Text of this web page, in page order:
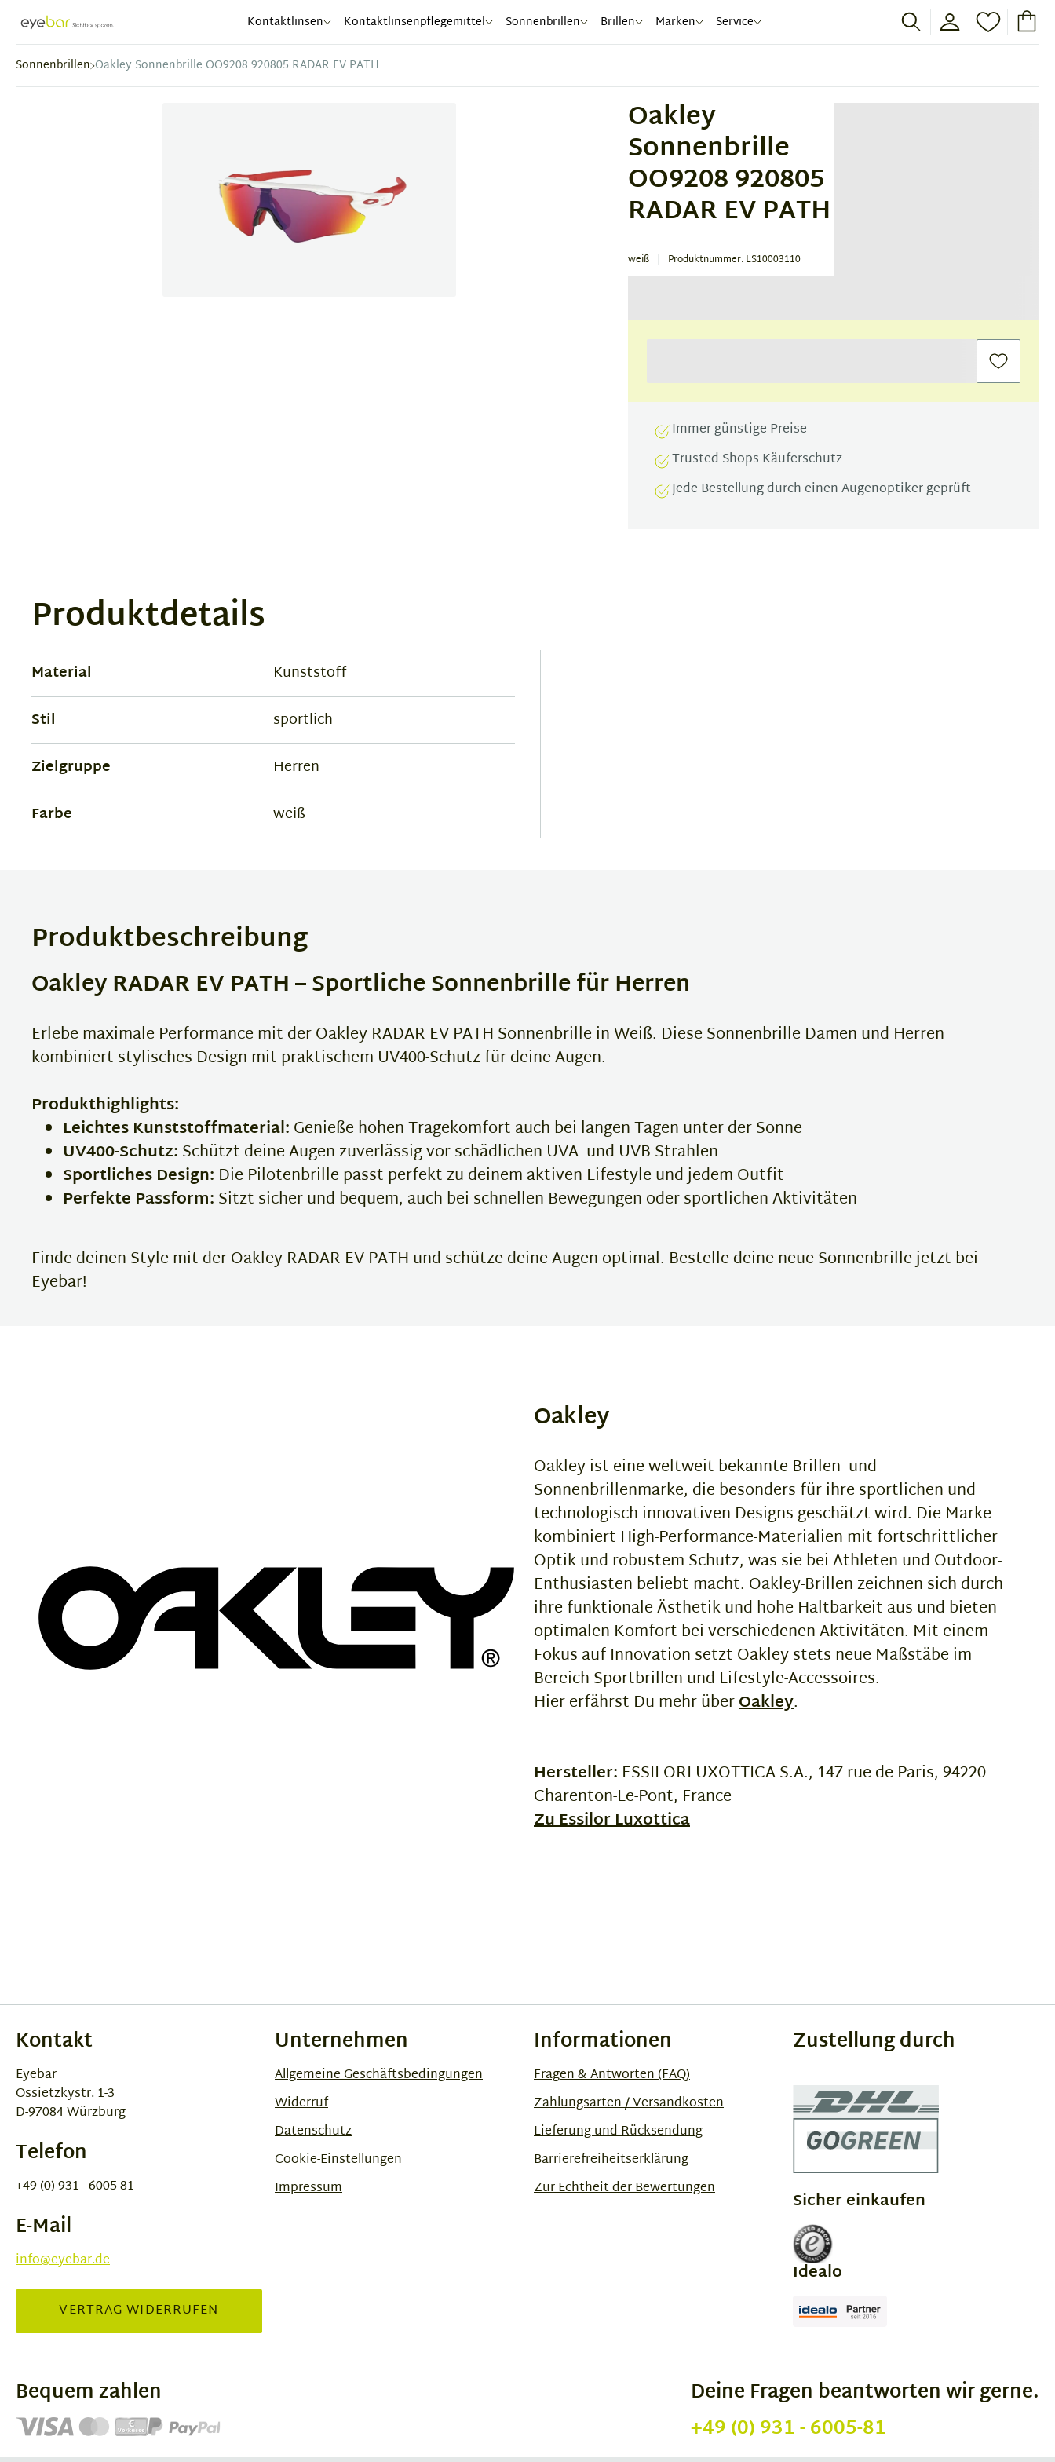
Abele Optic Kontaktlinsen Kontaktlinsenpflegemittel Sonnenbrillen Brillen Marken Service
Sonnenbrillen Oakley Sonnenbrille OO9208 920805 RADAR EV PATH
Oakley
Sonnenbrille
OO9208 920805
RADAR EV PATH
weiß Produktnummer: LS10003110
Immer günstige Preise
Trusted Shops Käuferschutz
Jede Bestellung durch einen Augenoptiker geprüft
Produktdetails
Material
Kunststoff
Stil
sportlich
Zielgruppe
Herren
Farbe
weiß
Produktbeschreibung
Oakley RADAR EV PATH – Sportliche Sonnenbrille für Herren
Erlebe maximale Performance mit der Oakley RADAR EV PATH Sonnenbrille in Weiß. Diese Sonnenbrille Damen und Herren
kombiniert stylisches Design mit praktischem UV400-Schutz für deine Augen.
Produkthighlights:
Leichtes Kunststoffmaterial:Genieße hohen Tragekomfort auch bei langen Tagen unter der Sonne
UV400-Schutz:Schützt deine Augen zuverlässig vor schädlichen UVA- und UVB-Strahlen
Sportliches Design: Die Pilotenbrille passt perfekt zu deinem aktiven Lifestyle und jedem Outfit
Perfekte Passform:Sitzt sicher und bequem, auch bei schnellen Bewegungen oder sportlichen Aktivitäten
Finde deinen Style mit der Oakley RADAR EV PATH und schütze deine Augen optimal. Bestelle deine neue Sonnenbrille jetzt bei
Eyebar!
Oakley
Oakley ist eine weltweit bekannte Brillen- und
Sonnenbrillenmarke, die besonders für ihre sportlichen und
technologisch innovativen Designs geschätzt wird. Die Marke
kombiniert High-Performance-Materialien mit fortschrittlicher
Optik und robustem Schutz, was sie bei Athleten und Outdoor-
Enthusiasten beliebt macht. Oakley-Brillen zeichnen sich durch
ihre funktionale Ästhetik und hohe Haltbarkeit aus und bieten
optimalen Komfort bei verschiedenen Aktivitäten. Mit einem
Fokus auf Innovation setzt Oakley stets neue Maßstäbe im
Bereich Sportbrillen und Lifestyle-Accessoires.
Hier erfährst Du mehr überOakley.
Hersteller: ESSILORLUXOTTICA S.A., 147 rue de Paris, 94220
Charenton-Le-Pont, France
Zu Essilor Luxottica
Kontakt
Eyebar
Ossietzkystr. 1-3
D-97084 Würzburg
Telefon
+49 (0) 931 - 6005-81
E-Mail
info@eyebar.de
VERTRAG WIDERRUFEN
Unternehmen
Allgemeine Geschäftsbedingungen
Widerruf
Datenschutz
Cookie-Einstellungen
Impressum
Informationen
Fragen & Antworten (FAQ)
Zahlungsarten / Versandkosten
Lieferung und Rücksendung
Barrierefreiheitserklärung
Zur Echtheit der Bewertungen
Zustellung durch
Sicher einkaufen
Idealo
Bequem zahlen
Deine Fragen beantworten wir gerne.
+49 (0) 931 - 6005-81